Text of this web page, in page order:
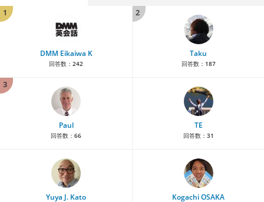
1
DMM Eikaiwa K
回答数： 242
2
Taku
回答数： 187
3
Paul
回答数： 66
TE
回答数： 31
Yuya J. Kato Kogachi OSAKA